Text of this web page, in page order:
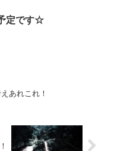
定です☆
あれこれ！